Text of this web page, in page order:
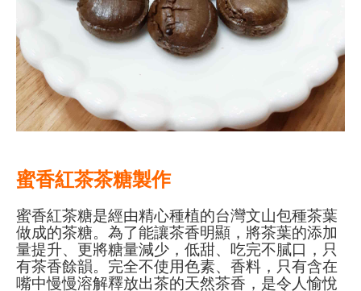
蜜香紅茶茶糖製作
蜜香紅茶糖是經由精心種植的台灣文山包種茶葉
做成的茶糖。為了能讓茶香明顯，將茶葉的添加
量提升、更將糖量減少，低甜、吃完不膩口，只
有茶香餘韻。完全不使用色素、香料，只有含在
嘴中慢慢溶解釋放出茶的天然茶香，是令人愉悅